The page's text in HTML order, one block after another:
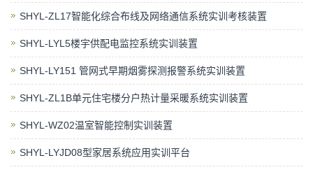
SHYL-ZL17智能化综合布线及网络通信系统实训考核装置
SHYL-LYL5楼宇供配电监控系统实训装置
SHYL-LY151 管网式早期烟雾探测报警系统实训装置
SHYL-ZL1B单元住宅楼分户热计量采暖系统实训装置
SHYL-WZ02温室智能控制实训装置
SHYL-LYJD08型家居系统应用实训平台